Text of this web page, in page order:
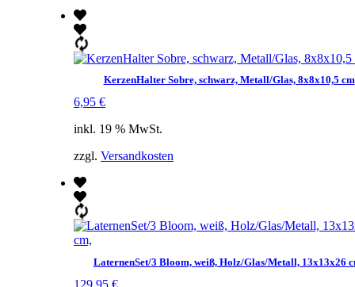
KerzenHalter Sobre, schwarz, Metall/Glas, 8x8x10,5 cm
6,95 €
inkl. 19 % MwSt.
zzgl. Versandkosten
LaternenSet/3 Bloom, weiß, Holz/Glas/Metall, 13x13x26
129,95 €